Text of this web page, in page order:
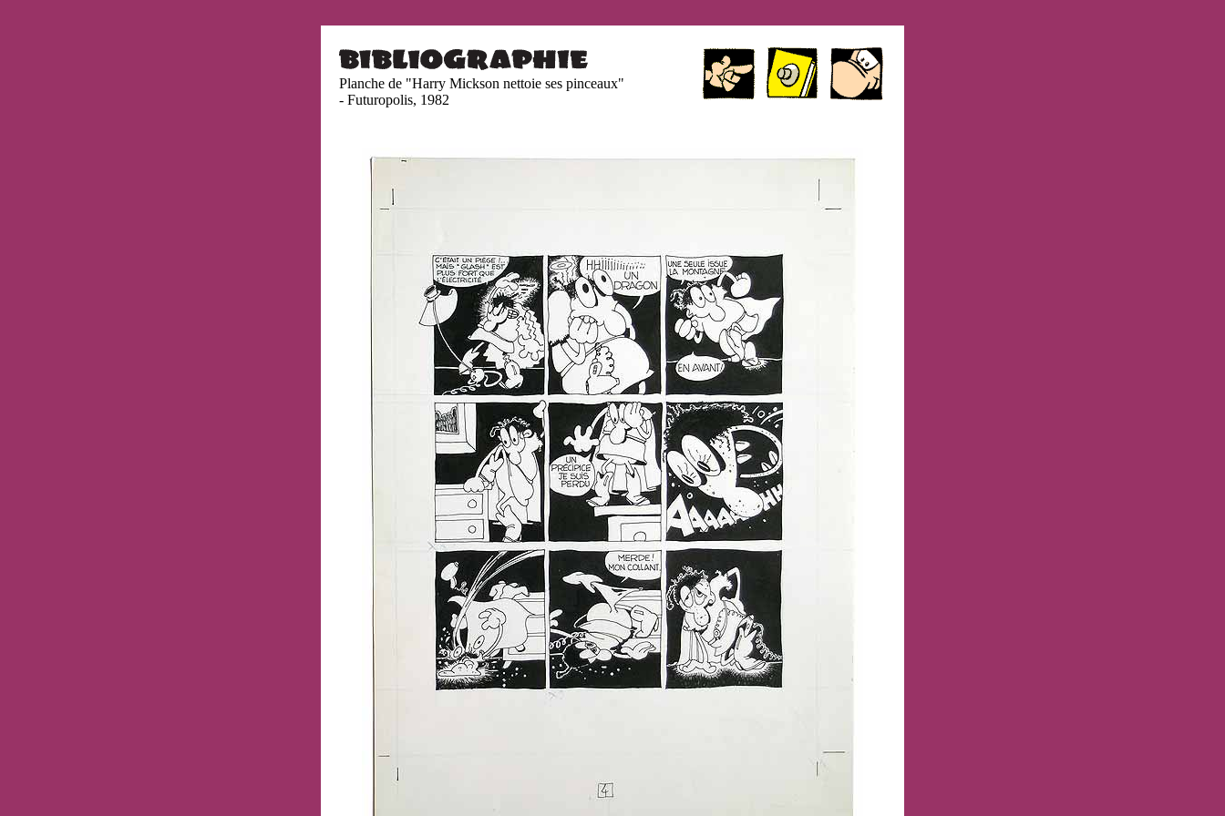
Planche de "Harry Mickson nettoie ses pinceaux"
- Futuropolis, 1982